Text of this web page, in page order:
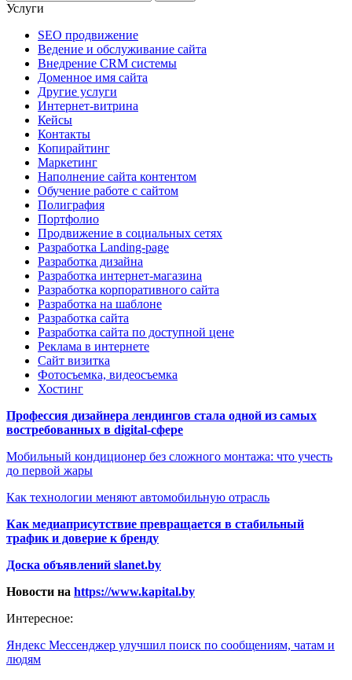
Услуги
SEO продвижение
Ведение и обслуживание сайта
Внедрение CRM системы
Доменное имя сайта
Другие услуги
Интернет-витрина
Кейсы
Контакты
Копирайтинг
Маркетинг
Наполнение сайта контентом
Обучение работе с сайтом
Полиграфия
Портфолио
Продвижение в социальных сетях
Разработка Landing-page
Разработка дизайна
Разработка интернет-магазина
Разработка корпоративного сайта
Разработка на шаблоне
Разработка сайта
Разработка сайта по доступной цене
Реклама в интернете
Сайт визитка
Фотосъемка, видеосъемка
Хостинг
Профессия дизайнера лендингов стала одной из самых
востребованных в digital-сфере
Мобильный кондиционер без сложного монтажа: что учесть
до первой жары
Как технологии меняют автомобильную отрасль
Как медиаприсутствие превращается в стабильный
трафик и доверие к бренду
Доска объявлений slanet.by
Новости на https://www.kapital.by
Интересное:
Яндекс Мессенджер улучшил поиск по сообщениям, чатам и
людям